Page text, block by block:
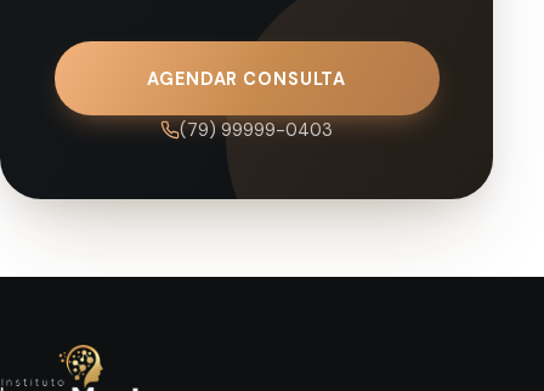
AGENDAR CONSULTA
(79) 99999-0403